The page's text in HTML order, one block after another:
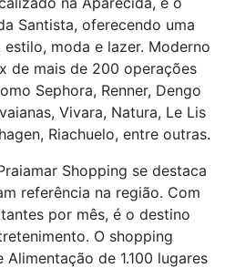
Santista, oferecendo uma
moda e lazer. Moderno
de mais de 200 operações
Sephora, Renner, Dengo
Vivara, Natura, Le Lis
Riachuelo, entre outras.
Shopping se destaca
referência na região. Com
por mês, é o destino
O shopping
de 1.100 lugares